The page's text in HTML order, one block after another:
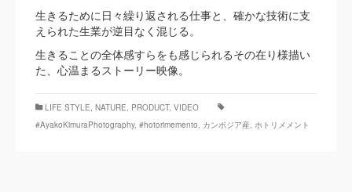
生きるために日々繰り返される仕事と、確かな技術に支
えられた生業が逆目なく混じる。
生きることの全体感すらをも感じられるその在り様描い
た、心温まるストー­リー映像。
LIFE STYLE NATURE PRODUCT, VIDEO
#AyakoKimuraPhotography, #hotorimemento カンボジア産 ホトリメメント